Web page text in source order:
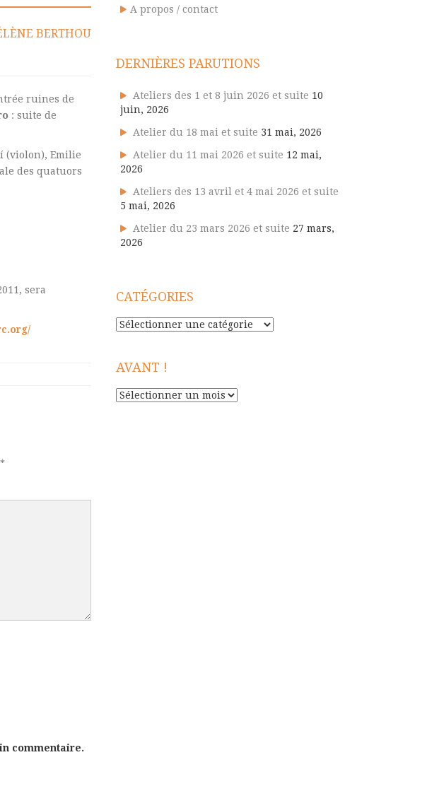
BERTHOU
ruines de
: suite de
(violon), Emilie
des quatuors
sera
*
commentaire.
A propos / contact
DERNIÈRES PARUTIONS
Ateliers des 1 et 8 juin 2026 et suite 10
juin, 2026
Atelier du 18 mai et suite 31 mai, 2026
Atelier du 11 mai 2026 et suite 12 mai,
2026
Ateliers des 13 avril et 4 mai 2026 et suite
5 mai, 2026
Atelier du 23 mars 2026 et suite 27 mars,
2026
CATÉGORIES
Catégories
AVANT !
Avant